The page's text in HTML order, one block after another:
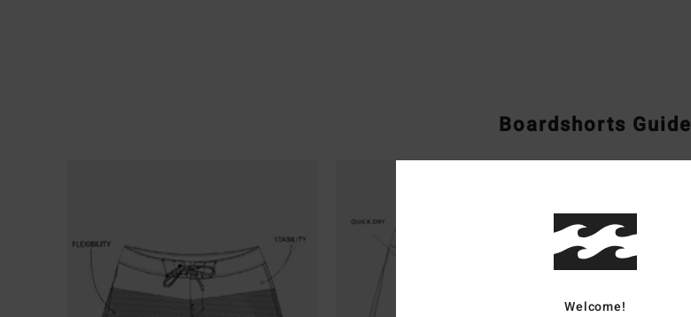
Boardshorts Guide
Welcome!